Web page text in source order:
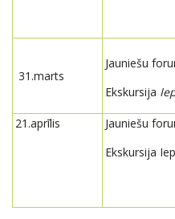
31.marts
Jauniešu
Ekskursija
21.aprīlis
Jauniešu
Ekskursija